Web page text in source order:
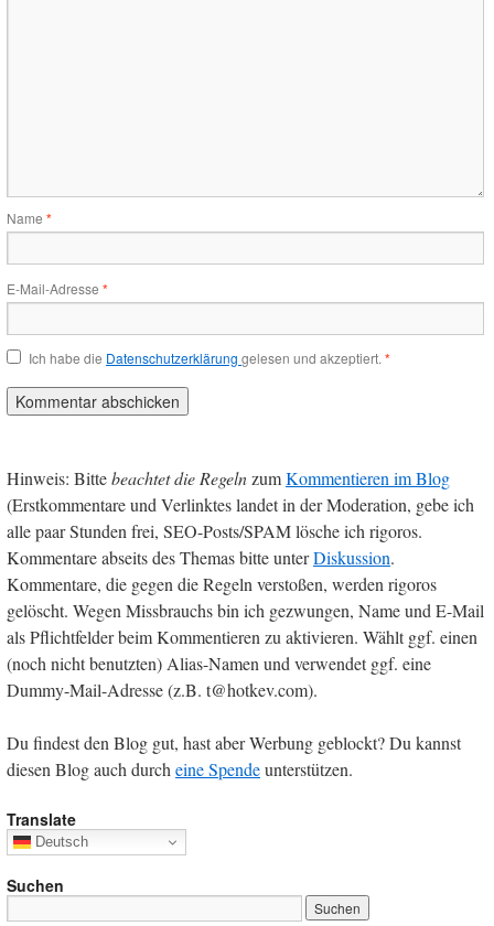
Name *
E-Mail-Adresse *
Ich habe die Datenschutzerklärung gelesen und akzeptiert. *
Hinweis: Bittebeachtet die RegelnzumKommentieren im Blog
(Erstkommentare und Verlinktes landet in der Moderation, gebe ich
alle paar Stunden frei, SEO-Posts/SPAM lösche ich rigoros.
Kommentare abseits des Themas bitte unterDiskussion.
Kommentare, die gegen die Regeln verstoßen, werden rigoros
gelöscht. Wegen Missbrauchs bin ich gezwungen, Name und E-Mail
als Pflichtfelder beim Kommentieren zu aktivieren. Wählt ggf. einen
(noch nicht benutzten) Alias-Namen und verwendet ggf. eine
Dummy-Mail-Adresse (z.B. t@hotkev.com).
Du findest den Blog gut, hast aber Werbung geblockt? Du kannst
diesen Blog auch durch eine Spendeunterstützen.
Translate
Deutsch
Suchen